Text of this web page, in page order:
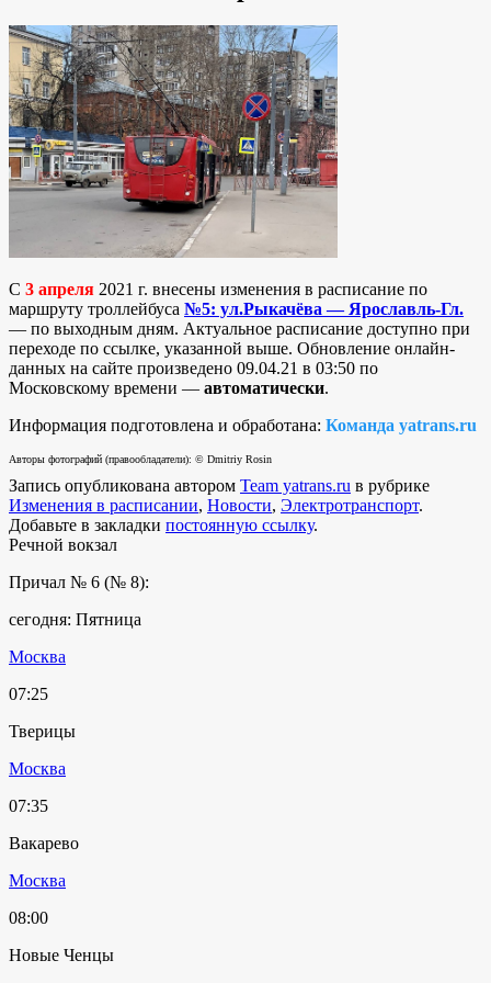
С 3 апреля 2021 г. внесены изменения в расписание по
маршруту троллейбуса №5: ул.Рыкачёва — Ярославль-Гл.
— по выходным дням. Актуальное расписание доступно при
переходе по ссылке, указанной выше. Обновление онлайн-
данных на сайте произведено 09.04.21 в 03:50 по
Московскому времени — автоматически.
Информация подготовлена и обработана: Команда yatrans.ru
Авторы фотографий (правообладатели): © Dmitriy Rosin
Запись опубликована автором Team yatrans.ru в рубрике
Изменения в расписании, Новости, Электротранспорт.
Добавьте в закладки постоянную ссылку.
Речной вокзал
Причал № 6 (№ 8):
сегодня: Пятница
Москва
07:25
Тверицы
Москва
07:35
Вакарево
Москва
08:00
Новые Ченцы